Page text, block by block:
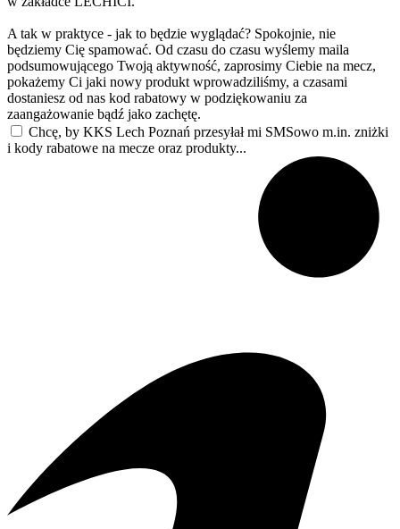
A tak w praktyce - jak to będzie wyglądać? Spokojnie, nie
będziemy Cię spamować. Od czasu do czasu wyślemy maila
podsumowującego Twoją aktywność, zaprosimy Ciebie na mecz,
pokażemy Ci jaki nowy produkt wprowadziliśmy, a czasami
dostaniesz od nas kod rabatowy w podziękowaniu za
zaangażowanie bądź jako zachętę.
Chcę, by KKS Lech Poznań przesyłał mi SMSowo m.in. zniżki
i kody rabatowe na mecze oraz produkty...